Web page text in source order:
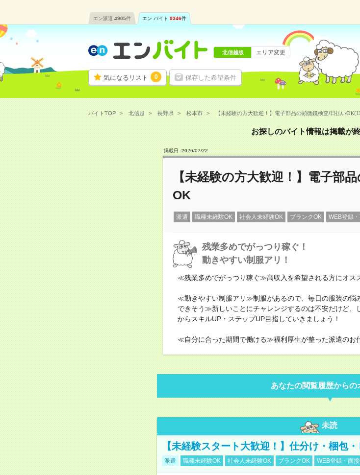
エン派遣 4905件 エン バイト 9346件
気になるリスト 0 保存した希望条件
北信越版 エリア変更
バイトTOP 北信越 長野県 松本市 【未経験の方大歓迎！】電子部品の顕微鏡検査/日払い
お探しのバイト情報は掲載が
掲載日 :2026/07/22
【未経験の方大歓迎！】電子部
OK
派遣 職種未経験OK 社会人未経験OK ブランクOK WEB登録
残業多めでがっつり稼ぐ！
動きやすい制服アリ！
≪残業多めでがっつり稼ぐ≫高収入を希望される方にオス
≪動きやすい制服アリ≫制服があるので、毎日の服装の悩
できそう≫新しいことにチャレンジするのは不安だけど、
からスキルUP・ステップUP目指していきましょう！
≪自分に合った期間で働ける≫福利厚生が整った派遣のお
あなたの閲覧履歴からの
未読
【未経験スタート大歓迎！】仕分け・梱包
派遣 職種未経験OK 社会人未経験OK ブランクOK WEB登録・面